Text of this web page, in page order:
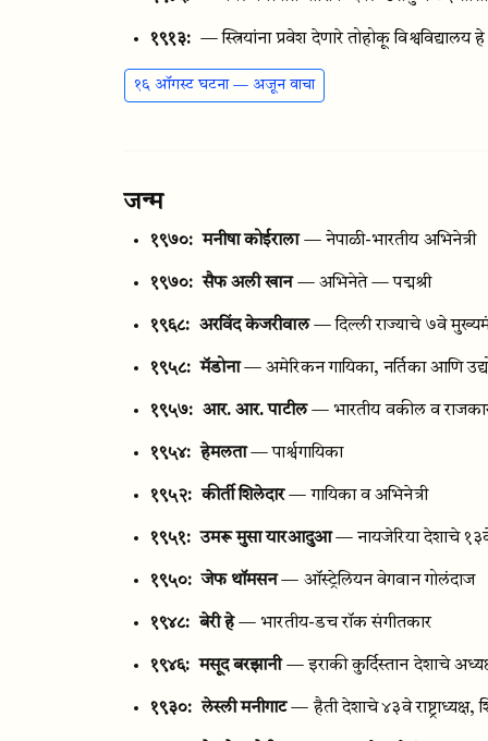
१९१३: — स्त्रियांना प्रवेश देणारे तोहोकू
१६ ऑगस्ट घटना — अजून वाचा
जन्म
१९७०: मनीषा कोईराला — नेपाळी-भारतीय अभिनेत्री
१९७०: सैफ अली खान — अभिनेते — पद्मश्री
१९६८: अरविंद केजरीवाल — दिल्ली राज्याचे ७वे
१९५८: मॅडोना — अमेरिकन गायिका, नर्तिका आणि
१९५७: आर. आर. पाटील — भारतीय वकील व
१९५४: हेमलता — पार्श्वगायिका
१९५२: कीर्ती शिलेदार — गायिका व अभिनेत्री
१९५१: उमरू मुसा यारआदुआ — नायजेरिया देशाचे
१९५०: जेफ थॉमसन — ऑस्ट्रेलियन वेगवान गोलंदाज
१९४८: बेरी हे — भारतीय-डच रॉक संगीतकार
१९४६: मसूद बरझानी — इराकी कुर्दिस्तान देशाचे
१९३०: लेस्ली मनीगाट — हैती देशाचे ४३वे राष्ट्राध्यक्ष,